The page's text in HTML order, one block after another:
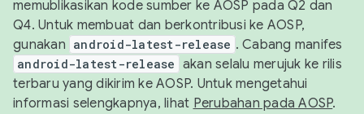
memublikasikan kode sumber ke AOSP pada Q2 dan
Q4. Untuk membuat dan berkontribusi ke AOSP,
gunakan android-latest-release . Cabang manifes
android-latest-release akan selalu merujuk ke rilis
terbaru yang dikirim ke AOSP. Untuk mengetahui
informasi selengkapnya, lihat Perubahan pada AOSP.